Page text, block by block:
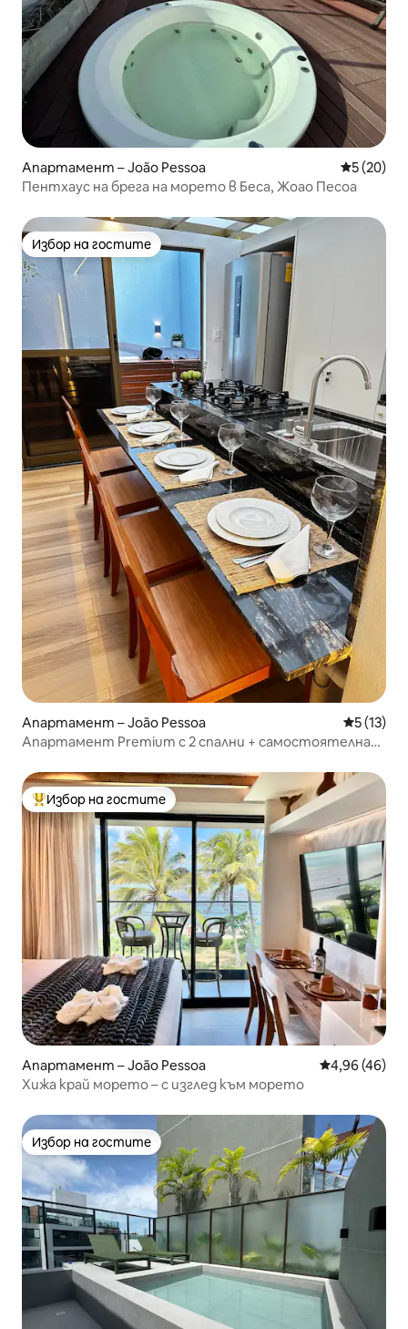
Апартамент – João Pessoa Средна
5 (20)
Пентхаус на брега на морето в Беса, Жоао Песоа
Избор на гостите
Избор на гостите
Апартамент – João Pessoa Средна
5 (13)
Апартамент Premium с 2 спални + самостоятелна
Най-популярен избор на гостите
Избор на гостите
Апартамент – João Pessoa Средна
4,96 (46)
Хижа край морето – с изглед към морето
Избор на гостите
Избор на гостите